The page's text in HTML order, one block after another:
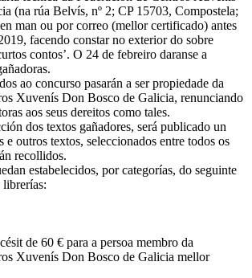
(na rúa Belvís, nº 2; CP 15703, Compostela;
man ou por correo (mellor certificado) antes
facendo constar no exterior do sobre
contos’. O 24 de febreiro daranse a
ao concurso pasarán a ser propiedade da
Xuvenís Don Bosco de Galicia, renunciando
aos seus dereitos como tales.
dos textos gañadores, será publicado un
e outros textos, seleccionados entre todos os
recollidos.
estabelecidos, por categorías, do seguinte
librerías:
de 60 € para a persoa membro da
Xuvenís Don Bosco de Galicia mellor